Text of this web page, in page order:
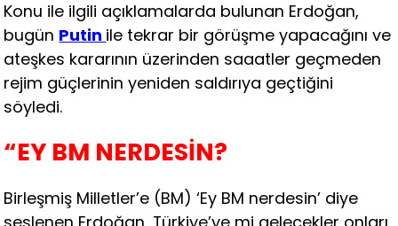
Konu ile ilgili açıklamalarda bulunan Erdoğan,
bugün Putin ile tekrar bir görüşme yapacağını ve
ateşkes kararının üzerinden saaatler geçmeden
rejim güçlerinin yeniden saldırıya geçtiğini
söyledi.
“EY BM NERDESİN?
Birleşmiş Milletler’e (BM) ‘Ey BM nerdesin’ diye